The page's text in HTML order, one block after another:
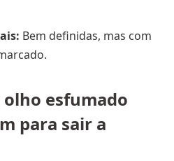
Bem definidas, mas com
esfumado
para sair a